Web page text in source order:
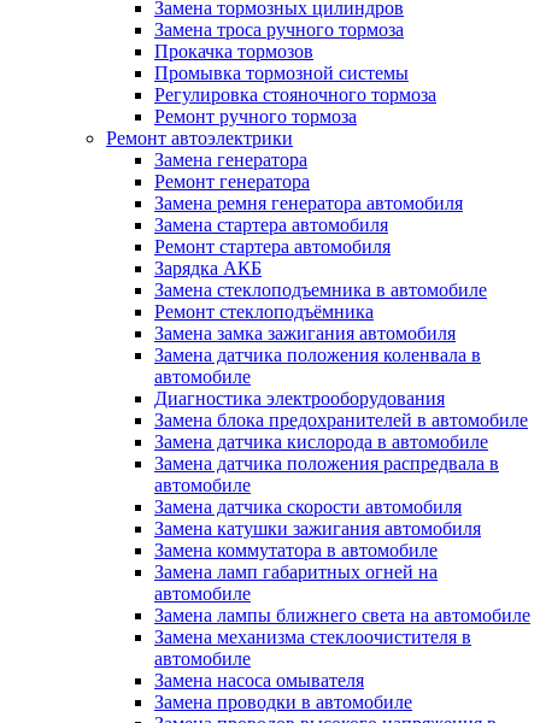
Замена тормозных цилиндров
Замена троса ручного тормоза
Прокачка тормозов
Промывка тормозной системы
Регулировка стояночного тормоза
Ремонт ручного тормоза
Ремонт автоэлектрики
Замена генератора
Ремонт генератора
Замена ремня генератора автомобиля
Замена стартера автомобиля
Ремонт стартера автомобиля
Зарядка АКБ
Замена стеклоподъемника в автомобиле
Ремонт стеклоподъёмника
Замена замка зажигания автомобиля
Замена датчика положения коленвала в
автомобиле
Диагностика электрооборудования
Замена блока предохранителей в автомобиле
Замена датчика кислорода в автомобиле
Замена датчика положения распредвала в
автомобиле
Замена датчика скорости автомобиля
Замена катушки зажигания автомобиля
Замена коммутатора в автомобиле
Замена ламп габаритных огней на
автомобиле
Замена лампы ближнего света на автомобиле
Замена механизма стеклоочистителя в
автомобиле
Замена насоса омывателя
Замена проводки в автомобиле